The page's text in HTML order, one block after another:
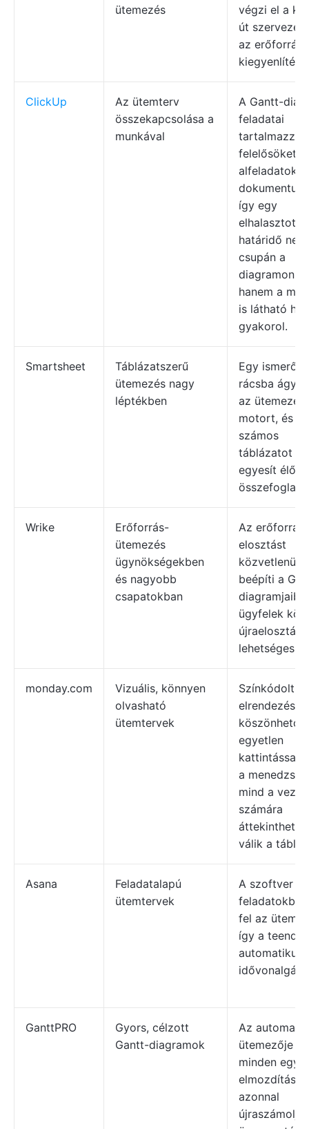
ütemezés
végzi el a
út
az erőforrás-
kiegyenlítést.
ClickUp
Az ütemterv
összekapcsolása a
munkával
A Gantt-
feladatai
felelősöket,
így egy
elhalasztott
határidő nem
csupán a
diagramon,
hanem a
is látható
gyakorol.
Smartsheet
Táblázatszerű
ütemezés nagy
léptékben
Egy ismerős
rácsba
az ütemezési
motort, és
számos
táblázatot
egyesít élő
Wrike
Erőforrás-
ütemezés
ügynökségekben
és nagyobb
csapatokban
Az erőforrás-
elosztást
közvetlenül
beépíti a
ügyfelek
újraelosztás
lehetséges
monday.com
Vizuális, könnyen
olvasható
ütemtervek
Színkódolt
egyetlen
kattintással
a
mind a
számára
válik a
Asana
Feladatalapú
ütemtervek
A szoftver a
feladatokból
fel az
így a
idővonalgá
GanttPRO
Gyors, célzott
Gantt-diagramok
Az
ütemezője
minden
azonnal
újraszámolja